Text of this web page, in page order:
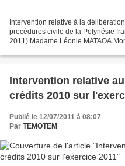
Intervention relative à la
procédures civile de la Polynésie
2011) Madame Léonie MATAOA
Intervention relative
crédits 2010 sur
Publié le 12/07/2011 à 08:07
Par TEMOTEM